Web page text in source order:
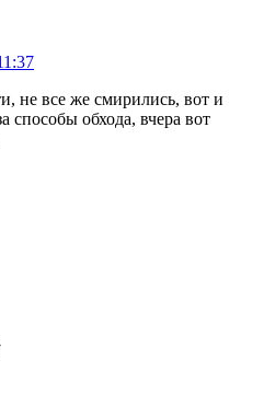
не все же смирились, вот и
способы обхода, вчера вот